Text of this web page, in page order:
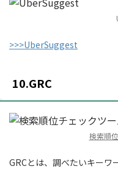
>>>UberSuggest
10.GRC
検索順
GRCとは、調べたいキーワ